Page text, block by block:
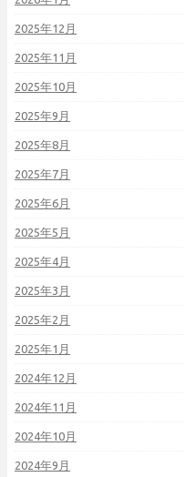
2025年12月
2025年11月
2025年10月
2025年9月
2025年8月
2025年7月
2025年6月
2025年5月
2025年4月
2025年3月
2025年2月
2025年1月
2024年12月
2024年11月
2024年10月
2024年9月